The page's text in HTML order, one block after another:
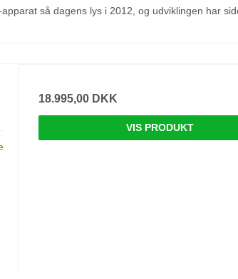
så dagens lys i 2012, og udviklingen har
18.995,00 DKK
VIS PRODUKT